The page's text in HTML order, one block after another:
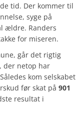
tid. Der kommer til
syge på
ældre. Randers
for miseren.
går det rigtig
der netop har
kom selskabet
før skat på 901
resultat i